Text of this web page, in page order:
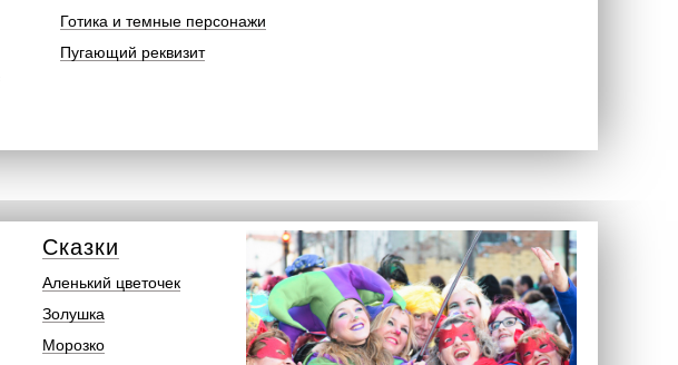
Готика и темные персонажи
Пугающий реквизит
Сказки
Аленький цветочек
Золушка
Морозко